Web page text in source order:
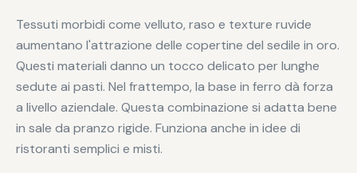
Tessuti morbidi come velluto, raso e texture ruvide
aumentano l'attrazione delle copertine del sedile in oro.
Questi materiali danno un tocco delicato per lunghe
sedute ai pasti. Nel frattempo, la base in ferro dà forza
a livello aziendale. Questa combinazione si adatta bene
in sale da pranzo rigide. Funziona anche in idee di
ristoranti semplici e misti.